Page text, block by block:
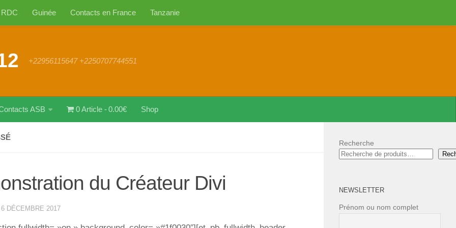
RDC Guinée Contacts en France Tanzanie
+22956115647 +2250707744551
ASB 0 Article 0.00€ Shop
du Créateur Divi
6 DÉCEMBRE 2017
Recherche
NEWSLETTER
Prénom ou nom complet